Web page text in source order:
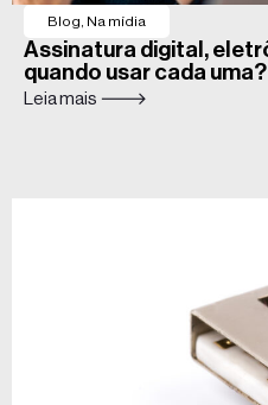
Blog Na mídia
Assinatura digital,
quando usar cada uma?
Leia mais 🡒